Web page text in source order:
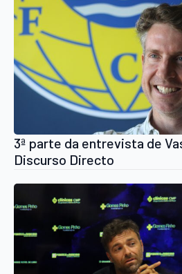
3ª parte da entrevista de
Discurso Directo